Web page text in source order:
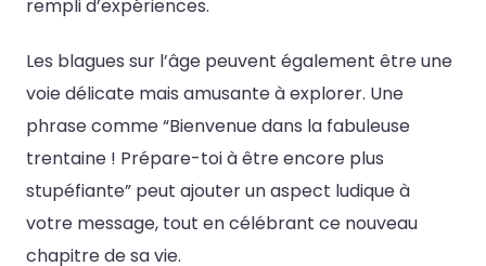
rempli d’expériences.
Les blagues sur l’âge peuvent également être une
voie délicate mais amusante à explorer. Une
phrase comme “Bienvenue dans la fabuleuse
trentaine ! Prépare-toi à être encore plus
stupéfiante” peut ajouter un aspect ludique à
votre message, tout en célébrant ce nouveau
chapitre de sa vie.